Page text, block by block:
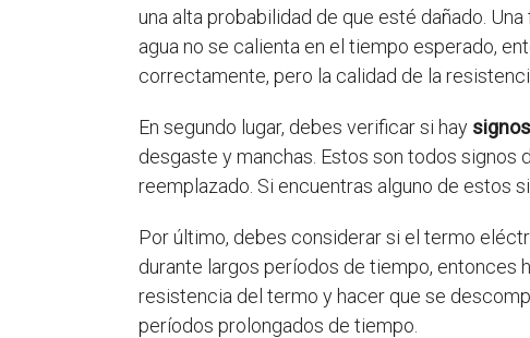
una alta probabilidad de que esté dañado.
agua no se calienta en el tiempo esperado,
correctamente, pero la calidad de la
En segundo lugar, debes verificar si hay
desgaste y manchas. Estos son todos
reemplazado. Si encuentras alguno de estos
Por último, debes considerar si el termo
durante largos períodos de tiempo, entonces
resistencia del termo y hacer que se
períodos prolongados de tiempo.